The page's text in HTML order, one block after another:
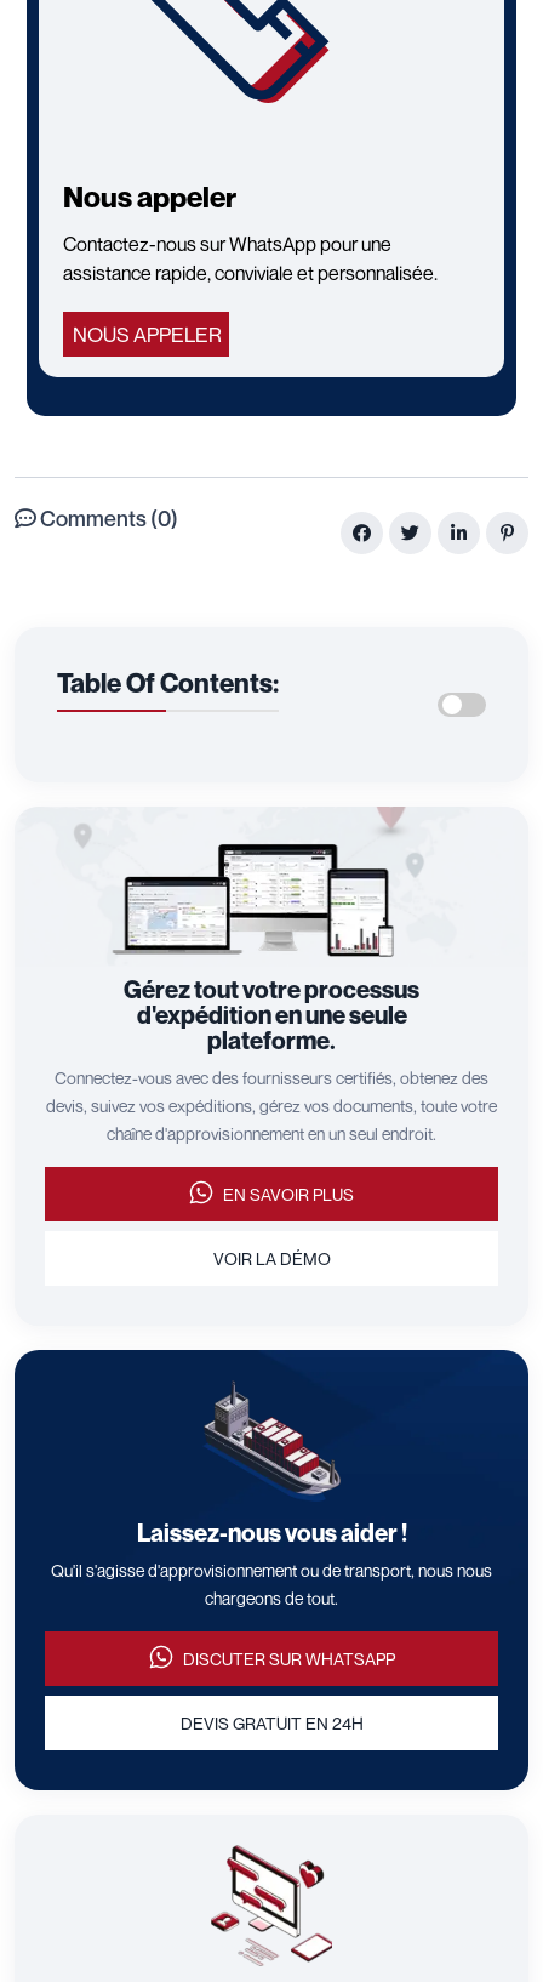
Nous appeler
Contactez-nous sur WhatsApp pour une
assistance rapide, conviviale et personnalisée.
NOUS APPELER
Comments (0)
Table Of Contents:
Gérez tout votre processus
d'expédition en une seule
plateforme.
Connectez-vous avec des fournisseurs certifiés, obtenez des
devis, suivez vos expéditions, gérez vos documents, toute votre
chaîne d'approvisionnement en un seul endroit.
EN SAVOIR PLUS
VOIR LA DÉMO
Laissez-nous vous aider !
Qu'il s'agisse d'approvisionnement ou de transport, nous nous
chargeons de tout.
DISCUTER SUR WHATSAPP
DEVIS GRATUIT EN 24H